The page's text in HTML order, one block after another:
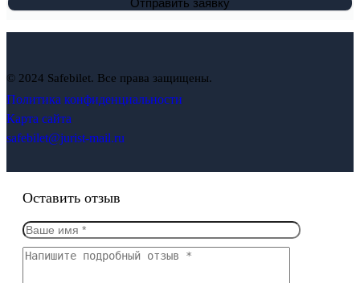
© 2024 Safebilet. Все права защищены.
Политика конфиденциальности
Карта сайта
safebilet@jurist-mail.ru
Оставить отзыв